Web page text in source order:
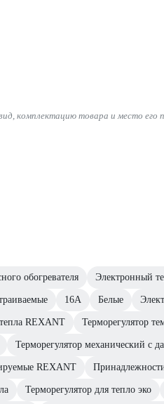
комплектацию товара и место его
обогревателя Электронный
16А Белые
REXANT Терморегулятор
Терморегулятор механический с
REXANT
Терморегулятор для тепло эко